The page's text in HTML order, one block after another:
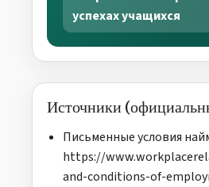
успехах учащихся
Источники
Письменные условия
https://
and-conditions-of-